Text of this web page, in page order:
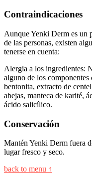
Contraindicaciones
Aunque Yenki Derm es un
de las personas, existen
tenerse en cuenta:
Alergia a los ingredientes:
alguno de los
bentonita, extracto de
abejas, manteca de karité,
ácido salicílico.
Conservación
Mantén Yenki Derm fuera
lugar fresco y seco.
back to menu ↑